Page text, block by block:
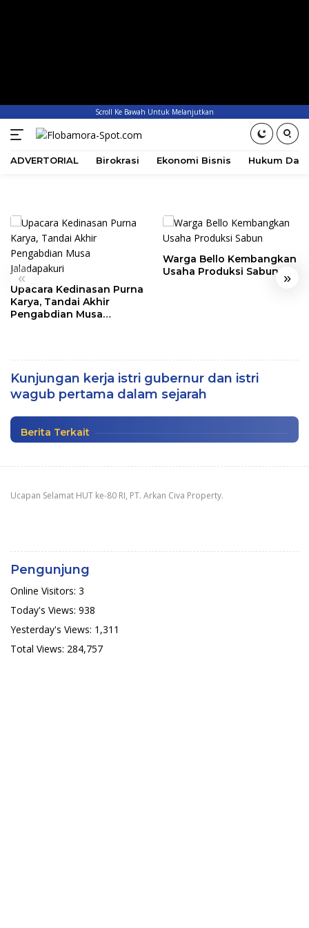
Scroll Ke Bawah Untuk Melanjutkan
ADVERTORIAL Birokrasi Ekonomi Bisnis Hukum
« »
Upacara Kedinasan Purna
Karya, Tandai Akhir
Pengabdian Musa
Warga Bello Kembangkan
Usaha Produksi Sabun
Kunjungan kerja istri gubernur dan istri
wagub pertama dalam sejarah
Dekranasda ke Dispar NTT; Dr Jelamu: Ini
Pertama Dalam Sejarah
Pariwisata |Rabu, 12 September 2018
Berita Terkait
Ucapan Selamat HUT ke-80 RI, PT. Arkan Civa Property.
Pengunjung
Online Visitors: 3
Today's Views: 938
Yesterday's Views: 1,311
Total Views: 284,757